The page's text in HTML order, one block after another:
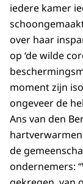
iedere kamer
over haar
op ‘de wilde
moment zijn
ongeveer de
Ans van den
de
ondernemers: